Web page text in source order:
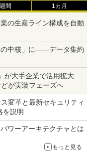
間 1カ月
の生産ライン構成を自動
の中核」に――データ集約
が大手企業で活用拡大
が実装フェーズへ
変革と最新セキュリティ
説明
ワーアーキテクチャとは
もっと見る